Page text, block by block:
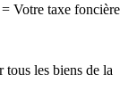
= Votre taxe foncière
les biens de la